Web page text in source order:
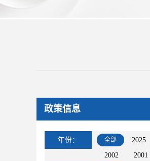
政策信息
年份： 全部 2025
2002
2001